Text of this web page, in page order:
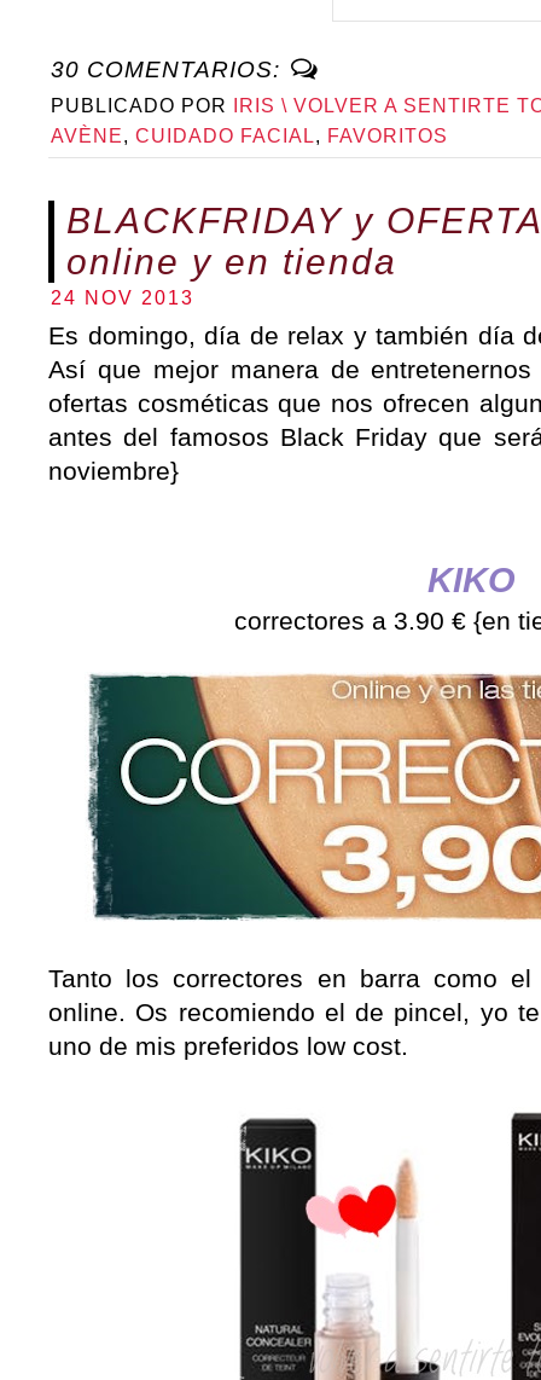
30 COMENTARIOS:
PUBLICADO POR
IRIS \ VOLVER A SENTIRTE
AVÈNE, CUIDADO FACIAL, FAVORITOS
BLACKFRIDAY y
online y en tienda
24 NOV 2013
Es domingo, día de relax y también día
Así que mejor manera de
ofertas cosméticas que nos ofrecen
antes del famosos Black Friday que
noviembre}
KIKO
correctores a 3.90 € {en
Tanto los correctores en barra como
online. Os recomiendo el de pincel, yo
uno de mis preferidos low cost.